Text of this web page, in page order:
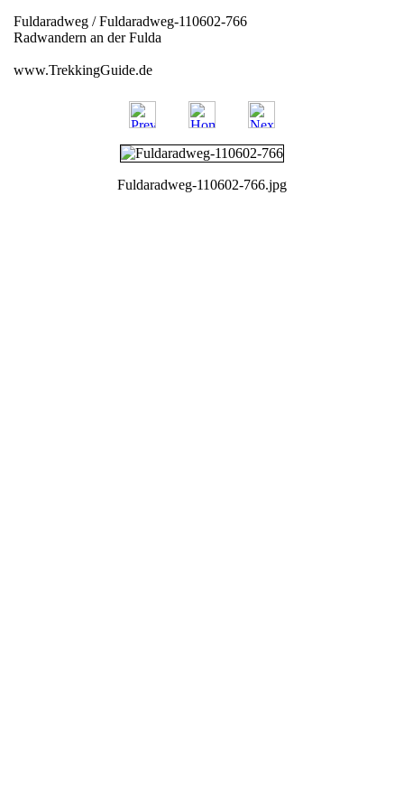
Fuldaradweg / Fuldaradweg-110602-766
Radwandern an der Fulda
www.TrekkingGuide.de
Fuldaradweg-110602-766.jpg